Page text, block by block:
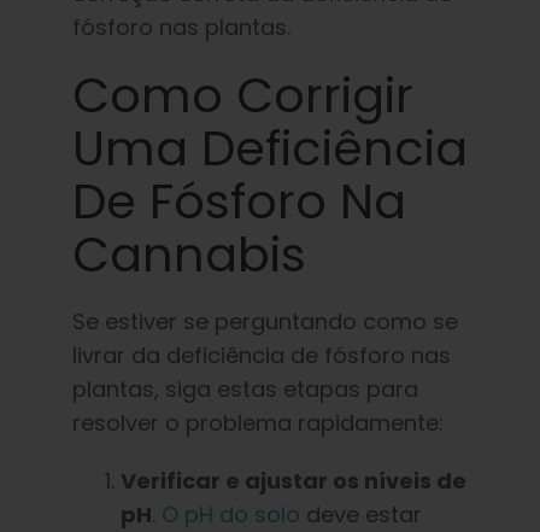
fósforo nas plantas.
Como Corrigir
Uma Deficiência
De Fósforo Na
Cannabis
Se estiver se perguntando como se
livrar da deficiência de fósforo nas
plantas, siga estas etapas para
resolver o problema rapidamente:
Verificar e ajustar os níveis de
pH. O pH do solo deve estar